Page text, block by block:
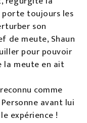
toujours les
son
de meute, Shaun
pour pouvoir
la meute en ait
comme
avant lui
expérience !